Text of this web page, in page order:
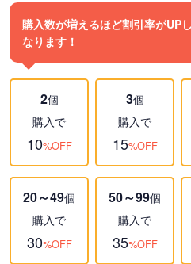
購入数が増えるほど割引率がUP
なります！
2個
購入で
10%OFF
3個
購入で
15%OFF
20～49個
購入で
30%OFF
50～99個
購入で
35%OFF